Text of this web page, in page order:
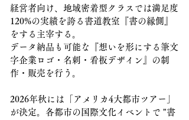
経営者向け、地域密着型クラスでは満足度
120%の実績を誇る書道教室『書の縁側』
をする主宰する。
データ納品も可能な『想いを形にする筆文
字企業ロゴ・名刺・看板デザイン』の制
作・販売を行う。
2026年秋には「アメリカ4大都市ツアー」
が決定。各都市の国際文化イベントで "書